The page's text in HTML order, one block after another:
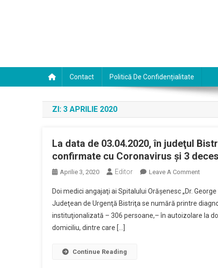
Contact Politică De Confidențialitate
ZI: 3 APRILIE 2020
La data de 03.04.2020, în judeţul
confirmate cu Coronavirus şi 3
Aprilie 3, 2020 Editor Leave A CommentOn
Data
De
Doi medici angajaţi ai Spitalului Orăşenesc „Dr.
Judeţean de Urgenţă Bistriţa se numără printre
instituţionalizată – 306 persoane,– în autoizolare la
domiciliu, dintre care […]
Continue Reading